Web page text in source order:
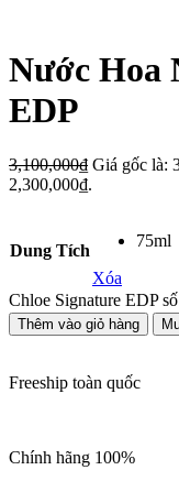
Nước Hoa
EDP
3,100,000₫ Giá gốc là:
2,300,000₫.
Dung Tích
75ml
Xóa
Chloe Signature EDP
Thêm vào giỏ hàng
Freeship toàn quốc
Chính hãng 100%